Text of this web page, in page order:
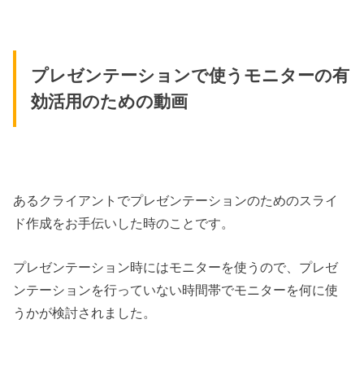
プレゼンテーションで使うモニターの有
効活用のための動画
あるクライアントでプレゼンテーションのためのスライ
ド作成をお手伝いした時のことです。
プレゼンテーション時にはモニターを使うので、プレゼ
ンテーションを行っていない時間帯でモニターを何に使
うかが検討されました。